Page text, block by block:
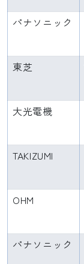
パナソニック
東芝
大光電機
TAKIZUMI
OHM
パナソニック